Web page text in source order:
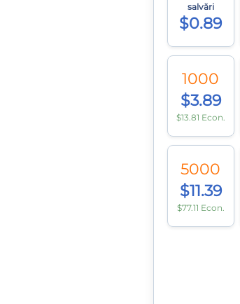
salvări
$0.89
1000
$3.89
$13.81 Econ.
5000
$11.39
$77.11 Econ.